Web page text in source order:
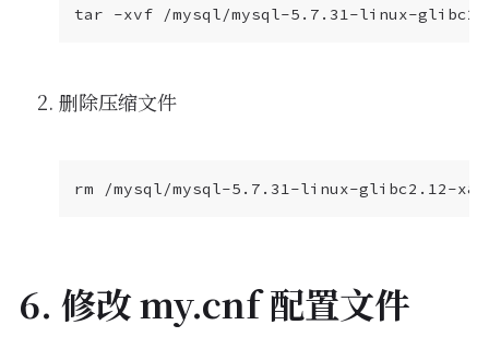
tar -xvf /mysql/mysql-5.7.31-linux-
删除压缩文件
6. 修改 my.cnf 配置文件